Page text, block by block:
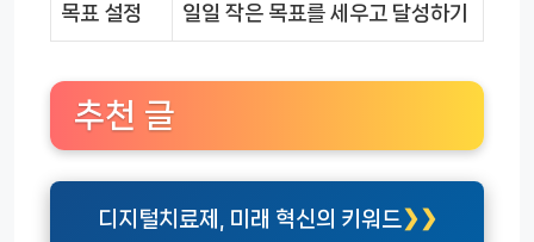
목표 설정 일일 작은 목표를 세우고 달성하기
추천 글
디지털치료제, 미래 혁신의 키워드